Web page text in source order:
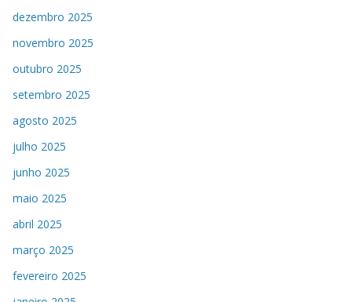
dezembro 2025
novembro 2025
outubro 2025
setembro 2025
agosto 2025
julho 2025
junho 2025
maio 2025
abril 2025
março 2025
fevereiro 2025